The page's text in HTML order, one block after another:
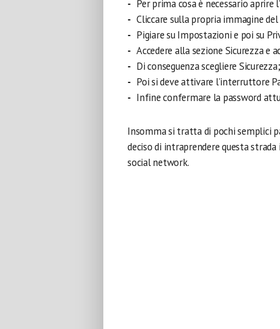
Per prima cosa è necessario aprire
Cliccare sulla propria immagine
Pigiare su Impostazioni e poi su
Accedere alla sezione Sicurezza e
Di conseguenza scegliere Sicurezza;
Poi si deve attivare l’interruttore
Infine confermare la password
Insomma si tratta di pochi semplici
deciso di intraprendere questa
social network.